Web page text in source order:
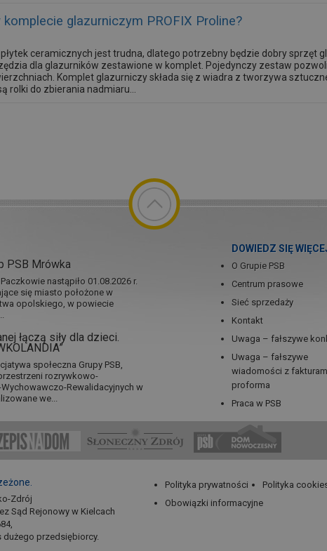
glazurniczym PROFIX Proline?
płytek ceramicznych jest trudna, dlatego potrzebny będzie dobry sprzęt
dla glazurników zestawione w komplet. Pojedynczy zestaw
Komplet glazurniczy składa się z wiadra z tworzywa
rolki do zbierania nadmiaru...
PSB Mrówka
nastąpiło 01.08.2026 r.
się miasto położone w
opolskiego, w powiecie
łączą siły dla dzieci.
społeczna Grupy PSB,
rozrywkowo-
Rewalidacyjnych w
we...
DOWIEDZ SIĘ
O Grupie PSB
Centrum prasowe
Sieć sprzedaży
Kontakt
Uwaga – fałszywe
Uwaga – fałszywe
wiadomości z
proforma
Praca w PSB
Zdrój
Sąd Rejonowy w Kielcach
dużego przedsiębiorcy.
Polityka prywatności
Polityka
Obowiązki informacyjne